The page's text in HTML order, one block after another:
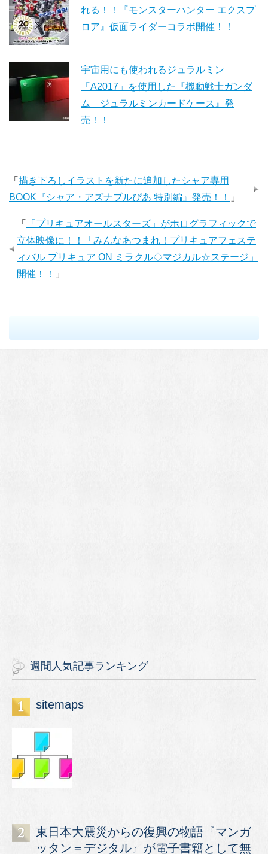
れる！！『モンスターハンター エクスプ
ロア』仮面ライダーコラボ開催！！
宇宙用にも使われるジュラルミン
「A2017」を使用した『機動戦士ガンダ
ム ジュラルミンカードケース』発
売！！
「 描き下ろしイラストを新たに追加したシャア専用
BOOK『シャア・アズナブルぴあ 特別編』発売！！
」
「
「プリキュアオールスターズ」がホログラフィックで
立体映像に！！「みんなあつまれ！プリキュアフェステ
ィバル プリキュア ON ミラクル◇マジカル☆ステージ」
開催！！
」
週間人気記事ランキング
sitemaps
東日本大震災からの復興の物語『マンガ
ッタン＝デジタル』が電子書籍として無